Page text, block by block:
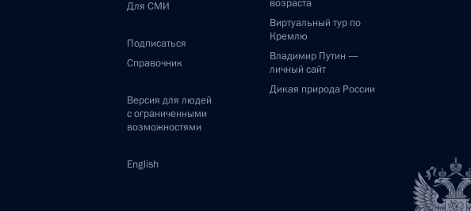
Для СМИ
Подписаться
Справочник
Версия для людей
с ограниченными
возможностями
English
возраста
Виртуальный тур по
Кремлю
Владимир Путин —
личный сайт
Дикая природа России